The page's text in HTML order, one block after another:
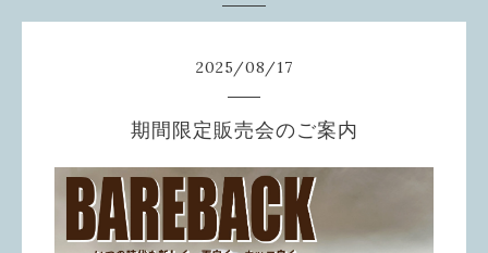
2025/08/17
期間限定販売会のご案内